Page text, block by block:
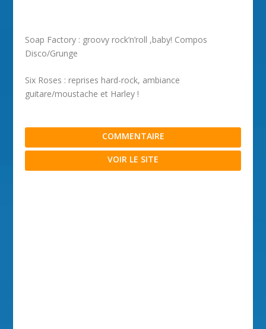
Soap Factory : groovy rock’n’roll ,baby! Compos
Disco/Grunge
Six Roses : reprises hard-rock, ambiance
guitare/moustache et Harley !
COMMENTAIRE
VOIR LE SITE